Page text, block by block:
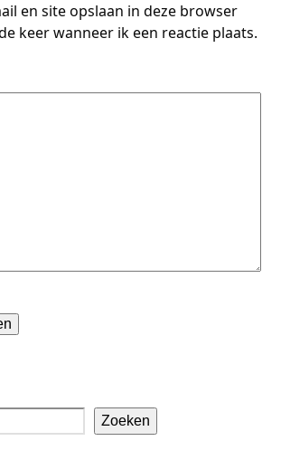
en site opslaan in deze browser
keer wanneer ik een reactie plaats.
Zoeken